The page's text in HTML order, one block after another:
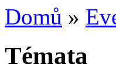
Domů »
Témata